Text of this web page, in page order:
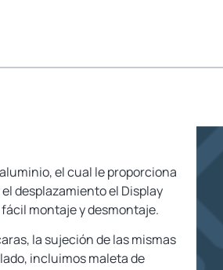
el cual le proporciona
desplazamiento el Display
fácil montaje y desmontaje.
la sujeción de las mismas
incluimos maleta de